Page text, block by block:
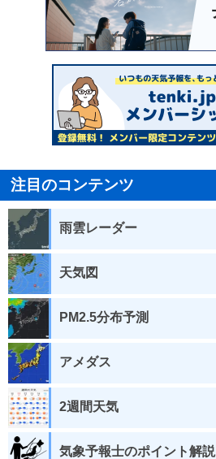
注目のコンテンツ
雨雲レーダー
天気図
PM2.5分布予測
アメダス
2週間天気
気象予報士のポイント解説